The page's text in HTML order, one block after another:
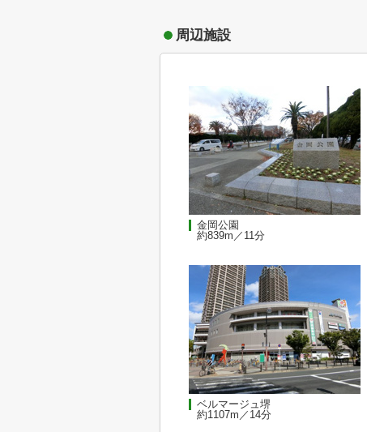
周辺施設
金岡公園
約839m／11分
ベルマージュ堺
約1107m／14分